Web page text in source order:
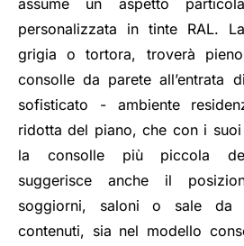
assume un aspetto
personalizzata in tinte RAL.
grigia o tortora, troverà
consolle da parete all’entrata
sofisticato - ambiente
ridotta del piano, che con i
la consolle più piccola
suggerisce anche il
soggiorni, saloni o sale da
contenuti, sia nel modello